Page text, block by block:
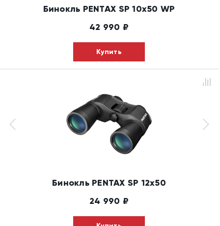
Бинокль PENTAX SP 10x50 WP
42 990 ₽
Купить
Бинокль PENTAX SP 12x50
24 990 ₽